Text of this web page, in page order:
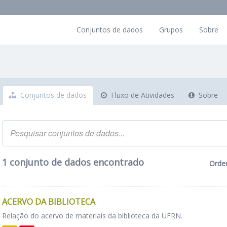
Conjuntos de dados Grupos Sobre
Conjuntos de dados Fluxo de Atividades Sobre
1 conjunto de dados encontrado
ACERVO DA BIBLIOTECA
Relação do acervo de materiais da biblioteca da UFRN.